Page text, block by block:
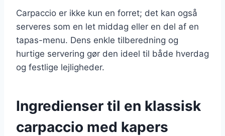
Carpaccio er ikke kun en forret; det kan også
serveres som en let middag eller en del af en
tapas-menu. Dens enkle tilberedning og
hurtige servering gør den ideel til både hverdag
og festlige lejligheder.
Ingredienser til en klassisk
carpaccio med kapers